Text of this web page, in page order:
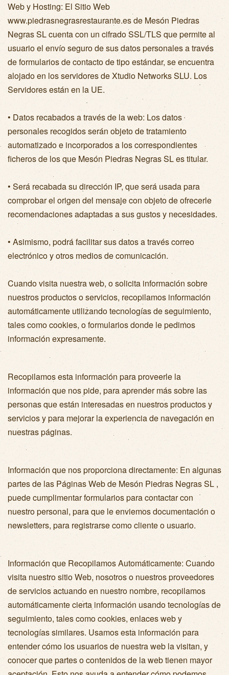
Web y Hosting: El Sitio Web
www.piedrasnegrasrestaurante.es de Mesón Piedras
Negras SL cuenta con un cifrado SSL/TLS que permite al
usuario el envío seguro de sus datos personales a través
de formularios de contacto de tipo estándar, se encuentra
alojado en los servidores de Xtudio Networks SLU. Los
Servidores están en la UE.
• Datos recabados a través de la web: Los datos
personales recogidos serán objeto de tratamiento
automatizado e incorporados a los correspondientes
ficheros de los que Mesón Piedras Negras SL es titular.
• Será recabada su dirección IP, que será usada para
comprobar el origen del mensaje con objeto de ofrecerle
recomendaciones adaptadas a sus gustos y necesidades.
• Asimismo, podrá facilitar sus datos a través correo
electrónico y otros medios de comunicación.
Cuando visita nuestra web, o solicita información sobre
nuestros productos o servicios, recopilamos información
automáticamente utilizando tecnologías de seguimiento,
tales como cookies, o formularios donde le pedimos
información expresamente.
Recopilamos esta información para proveerle la
información que nos pide, para aprender más sobre las
personas que están interesadas en nuestros productos y
servicios y para mejorar la experiencia de navegación en
nuestras páginas.
Información que nos proporciona directamente: En algunas
partes de las Páginas Web de Mesón Piedras Negras SL ,
puede cumplimentar formularios para contactar con
nuestro personal, para que le enviemos documentación o
newsletters, para registrarse como cliente o usuario.
Información que Recopilamos Automáticamente: Cuando
visita nuestro sitio Web, nosotros o nuestros proveedores
de servicios actuando en nuestro nombre, recopilamos
automáticamente cierta información usando tecnologías de
seguimiento, tales como cookies, enlaces web y
tecnologías similares. Usamos esta información para
entender cómo los usuarios de nuestra web la visitan, y
conocer que partes o contenidos de la web tienen mayor